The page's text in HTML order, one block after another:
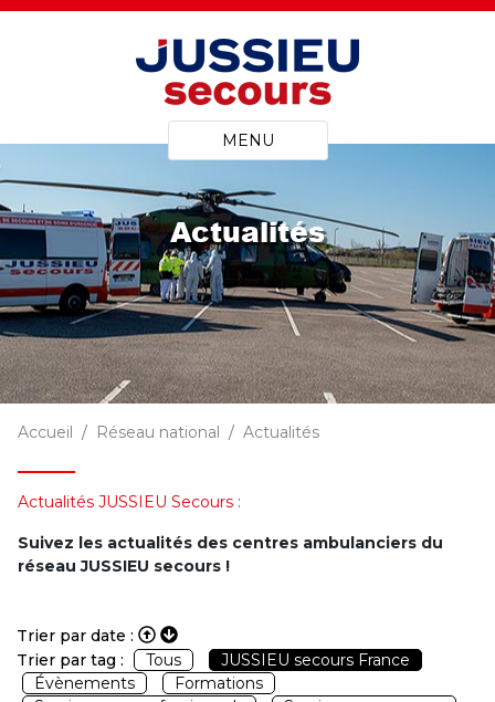
MENU
Actualités
Accueil Réseau national Actualités
Actualités JUSSIEU Secours :
Suivez les actualités des centres ambulanciers du
réseau JUSSIEU secours !
Trier par date :
Trier par tag :
Tous
JUSSIEU secours France
Évènements
Formations